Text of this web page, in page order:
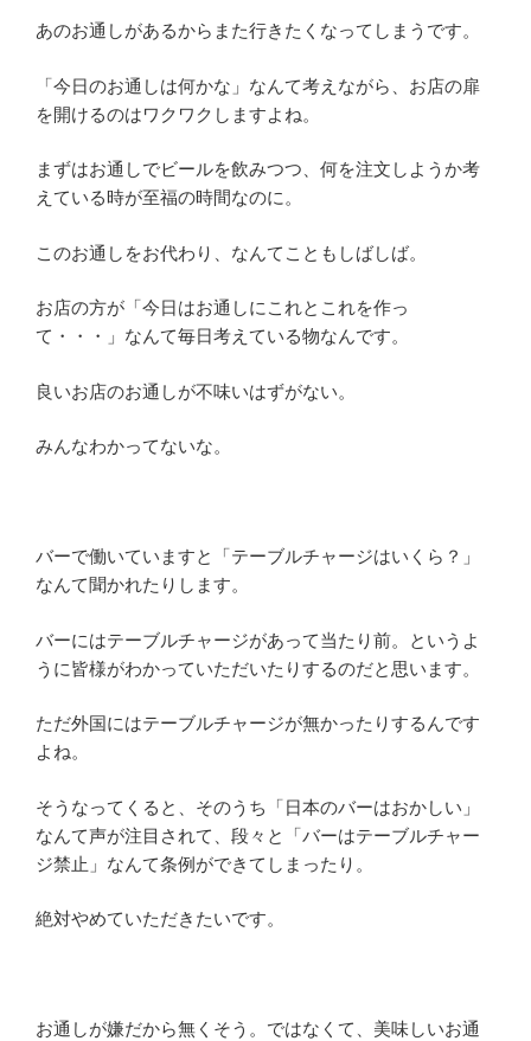
あのお通しがあるからまた行きたくなってしまうです。
「今日のお通しは何かな」なんて考えながら、お店の扉
を開けるのはワクワクしますよね。
まずはお通しでビールを飲みつつ、何を注文しようか考
えている時が至福の時間なのに。
このお通しをお代わり、なんてこともしばしば。
お店の方が「今日はお通しにこれとこれを作っ
て・・・」なんて毎日考えている物なんです。
良いお店のお通しが不味いはずがない。
みんなわかってないな。
バーで働いていますと「テーブルチャージはいくら？」
なんて聞かれたりします。
バーにはテーブルチャージがあって当たり前。というよ
うに皆様がわかっていただいたりするのだと思います。
ただ外国にはテーブルチャージが無かったりするんです
よね。
そうなってくると、そのうち「日本のバーはおかしい」
なんて声が注目されて、段々と「バーはテーブルチャー
ジ禁止」なんて条例ができてしまったり。
絶対やめていただきたいです。
お通しが嫌だから無くそう。ではなくて、美味しいお通